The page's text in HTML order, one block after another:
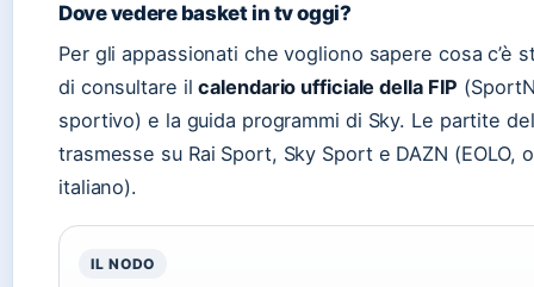
Dove vedere basket in tv oggi?
Per gli appassionati che vogliono sapere cosa c’è
di consultare ilcalendario ufficiale della FIP
sportivo) e la guida programmi di Sky. Le partite
trasmesse su Rai Sport, Sky Sport e DAZN (EOLO,
italiano).
IL NODO